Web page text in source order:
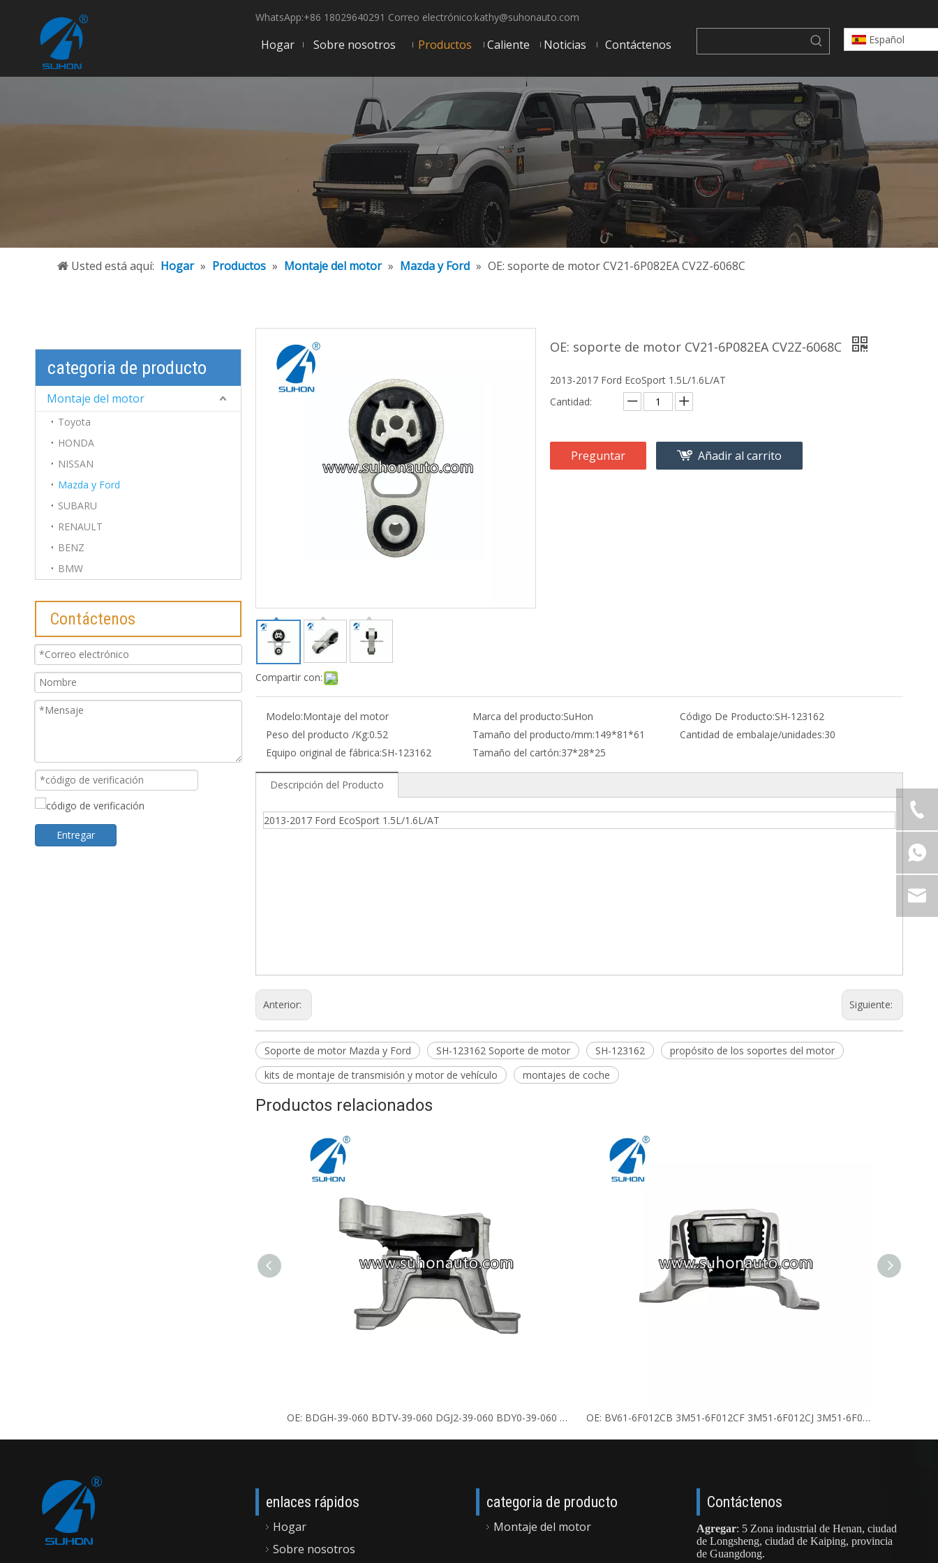
WhatsApp:+86 18029640291 Correo electrónico:kathy@suhonauto.com
Hogar Sobre nosotros Productos Caliente Noticias Contáctenos Español
Usted está aquí: Hogar » Productos » Montaje del motor » Mazda y Ford » OE: soporte de motor CV21-6P082EA CV2Z-6068C
categoria de producto
Montaje del motor
Toyota
HONDA
NISSAN
Mazda y Ford
SUBARU
RENAULT
BENZ
BMW
Contáctenos
Entregar
Compartir con:
OE: soporte de motor CV21-6P082EA CV2Z-6068C
2013-2017 Ford EcoSport 1.5L/1.6L/AT
Cantidad:
Preguntar Añadir al carrito
Modelo:Montaje del motor Marca del producto:SuHon Código De Producto:SH-123162
Peso del producto /Kg:0.52 Tamaño del producto/mm:149*81*61 Cantidad de embalaje/unidades:30
Equipo original de fábrica:SH-123162 Tamaño del cartón:37*28*25
Descripción del Producto
2013-2017 Ford EcoSport 1.5L/1.6L/AT
Anterior: Siguiente:
Soporte de motor Mazda y Ford SH-123162 Soporte de motor SH-123162
propósito de los soportes del motor
kits de montaje de transmisión y motor de vehículo
montajes de coche
Productos relacionados
OE: BDGH-39-060 BDTV-39-060 DGJ2-39-060 BDY0-39-060 Soporte de motor OE: BV61-6F012CB 3M51-6F012CF 3M51-6F012CJ 3M51-6F012CG Soporte de motor
enlaces rápidos
Hogar
Sobre nosotros
categoria de producto
Montaje del motor
Contáctenos
Agregar: 5 Zona industrial de Henan, ciudad
de Longsheng, ciudad de Kaiping, provincia
de Guangdong.